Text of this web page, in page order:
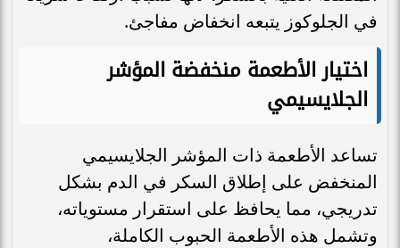
في الجلوكوز يتبعه انخفاض مفاجئ.
اختيار الأطعمة منخفضة المؤشر
الجلايسيمي
تساعد الأطعمة ذات المؤشر الجلايسيمي
المنخفض على إطلاق السكر في الدم بشكل
تدريجي، مما يحافظ على استقرار مستوياته،
وتشمل هذه الأطعمة الحبوب الكاملة،